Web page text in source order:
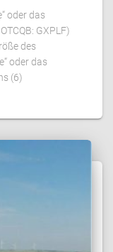
oder das
GXPLF)
des
oder das
(6)